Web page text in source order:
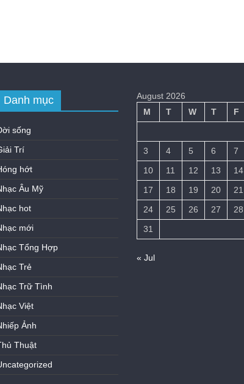
Danh mục
sống
Trí
hớt
Âu Mỹ
hot
mới
Tổng Hợp
Trẻ
Trữ Tình
Việt
Ảnh
Thuật
August 2026
M
T W T F
3
4 5 6 7
10
11 12 13 14
17
18 19 20 21
24
25 26 27 28
31
« Jul